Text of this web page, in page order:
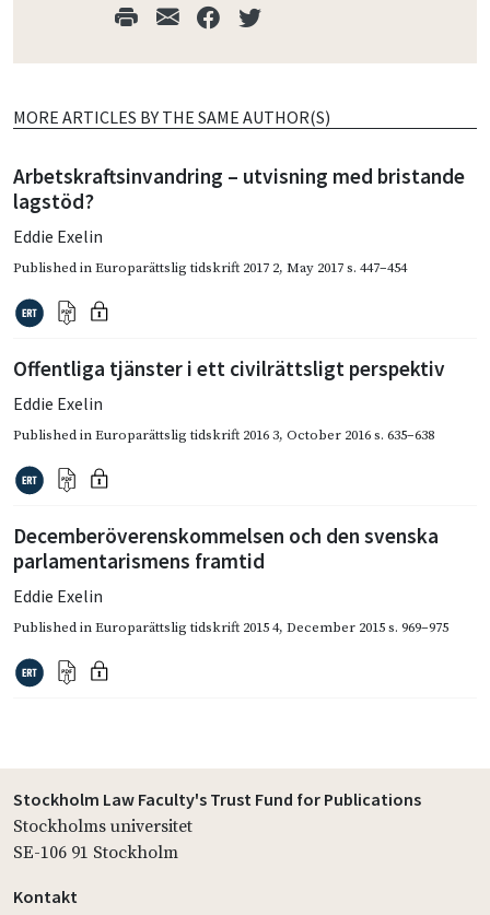
MORE ARTICLES BY THE SAME AUTHOR(S)
Arbetskraftsinvandring – utvisning med bristande
lagstöd?
Eddie Exelin
Published inEuroparättslig tidskrift 2017 2, May 2017s. 447–454
Offentliga tjänster i ett civilrättsligt perspektiv
Eddie Exelin
Published inEuroparättslig tidskrift 2016 3, October 2016s. 635–638
Decemberöverenskommelsen och den svenska
parlamentarismens framtid
Eddie Exelin
Published inEuroparättslig tidskrift 2015 4, December 2015s. 969–975
Stockholm Law Faculty's Trust Fund for Publications
Stockholms universitet
SE-106 91 Stockholm
Kontakt